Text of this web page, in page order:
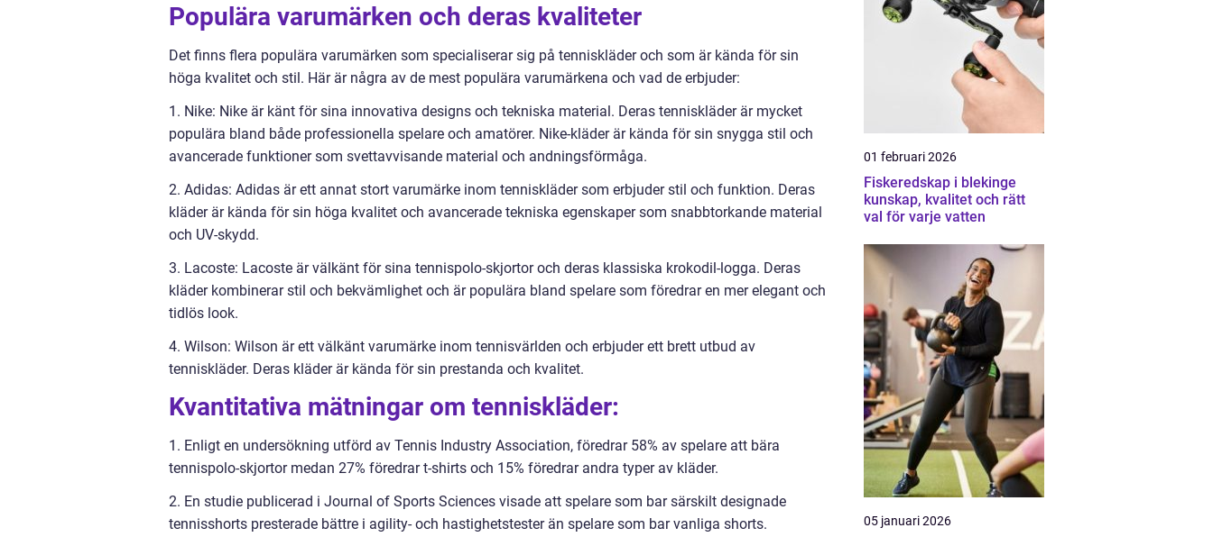
Populära varumärken och deras kvaliteter
Det finns flera populära varumärken som specialiserar sig på tenniskläder och som är kända för sin
höga kvalitet och stil. Här är några av de mest populära varumärkena och vad de erbjuder:
1. Nike: Nike är känt för sina innovativa designs och tekniska material. Deras tenniskläder är mycket
populära bland både professionella spelare och amatörer. Nike-kläder är kända för sin snygga stil och
avancerade funktioner som svettavvisande material och andningsförmåga.
2. Adidas: Adidas är ett annat stort varumärke inom tenniskläder som erbjuder stil och funktion. Deras
kläder är kända för sin höga kvalitet och avancerade tekniska egenskaper som snabbtorkande material
och UV-skydd.
3. Lacoste: Lacoste är välkänt för sina tennispolo-skjortor och deras klassiska krokodil-logga. Deras
kläder kombinerar stil och bekvämlighet och är populära bland spelare som föredrar en mer elegant och
tidlös look.
4. Wilson: Wilson är ett välkänt varumärke inom tennisvärlden och erbjuder ett brett utbud av
tenniskläder. Deras kläder är kända för sin prestanda och kvalitet.
Kvantitativa mätningar om tenniskläder:
1. Enligt en undersökning utförd av Tennis Industry Association, föredrar 58% av spelare att bära
tennispolo-skjortor medan 27% föredrar t-shirts och 15% föredrar andra typer av kläder.
2. En studie publicerad i Journal of Sports Sciences visade att spelare som bar särskilt designade
tennisshorts presterade bättre i agility- och hastighetstester än spelare som bar vanliga shorts.
01 februari 2026
Fiskeredskap i blekinge
kunskap, kvalitet och rätt
val för varje vatten
05 januari 2026